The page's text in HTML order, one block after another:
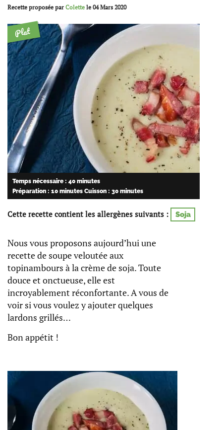
Recette proposée par Colette le 04 Mars 2020
Plat
Temps nécessaire : 40 minutes
Préparation : 10 minutes Cuisson : 30 minutes
Cette recette contient les allergènes suivants : Soja
Nous vous proposons aujourd’hui une
recette de soupe veloutée aux
topinambours à la crème de soja. Toute
douce et onctueuse, elle est
incroyablement réconfortante. A vous de
voir si vous voulez y ajouter quelques
lardons grillés…
Bon appétit !